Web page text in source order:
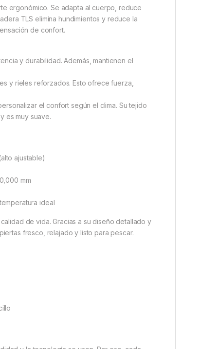
ergonómico. Se adapta al cuerpo, reduce
TLS elimina hundimientos y reduce la
de confort.
y durabilidad. Además, mantienen el
y rieles reforzados. Esto ofrece fuerza,
el confort según el clima. Su tejido
es muy suave.
ajustable)
mm
ideal
de vida. Gracias a su diseño detallado y
fresco, relajado y listo para pescar.